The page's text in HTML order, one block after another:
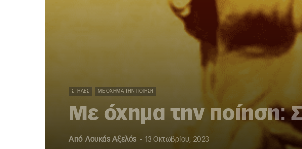
ΣΤΉΛΕΣ ΜΕ ΌΧΗΜΑ ΤΗΝ ΠΟΊΗΣΗ
Με όχημα την ποίηση:
Από Λουκάς Αξελός - 13 Οκτωβρίου, 2023